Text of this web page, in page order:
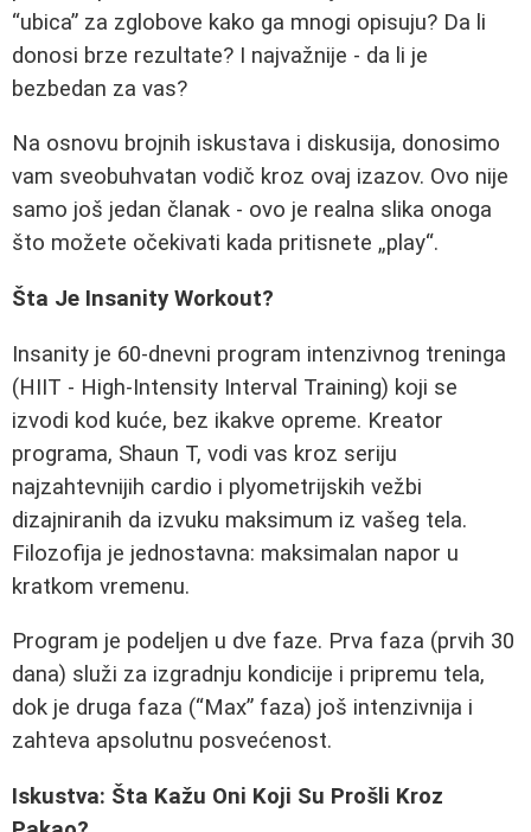
“ubica” za zglobove kako ga mnogi opisuju? Da li
donosi brze rezultate? I najvažnije - da li je
bezbedan za vas?
Na osnovu brojnih iskustava i diskusija, donosimo
vam sveobuhvatan vodič kroz ovaj izazov. Ovo nije
samo još jedan članak - ovo je realna slika onoga
što možete očekivati kada pritisnete „play“.
Šta Je Insanity Workout?
Insanity je 60-dnevni program intenzivnog treninga
(HIIT - High-Intensity Interval Training) koji se
izvodi kod kuće, bez ikakve opreme. Kreator
programa, Shaun T, vodi vas kroz seriju
najzahtevnijih cardio i plyometrijskih vežbi
dizajniranih da izvuku maksimum iz vašeg tela.
Filozofija je jednostavna: maksimalan napor u
kratkom vremenu.
Program je podeljen u dve faze. Prva faza (prvih 30
dana) služi za izgradnju kondicije i pripremu tela,
dok je druga faza (“Max” faza) još intenzivnija i
zahteva apsolutnu posvećenost.
Iskustva: Šta Kažu Oni Koji Su Prošli Kroz